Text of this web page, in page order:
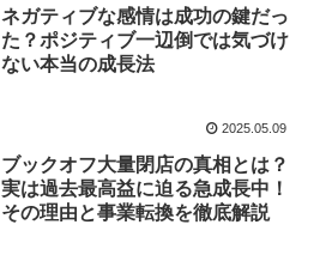
ネガティブな感情は成功の鍵だっ
た？ポジティブ一辺倒では気づけ
ない本当の成長法
2025.05.09
ブックオフ大量閉店の真相とは？
実は過去最高益に迫る急成長中！
その理由と事業転換を徹底解説